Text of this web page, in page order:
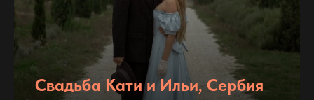
Свадьба Кати и Ильи, Сербия